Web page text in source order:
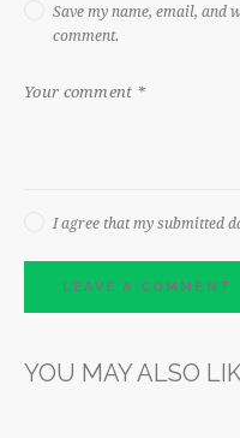
Save my name, email, and
comment.
I agree that my submitted
YOU MAY ALSO